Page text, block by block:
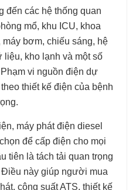
đến các hệ thống quan
mổ, khu ICU, khoa
bơm, chiếu sáng, hệ
liệu, kho lạnh và một số
vi nguồn điện dự
thiết kế điện của bệnh
máy phát điện diesel
để cấp điện cho mọi
tiên là tách tải quan trọng
Điều này giúp người mua
công suất ATS, thiết kế